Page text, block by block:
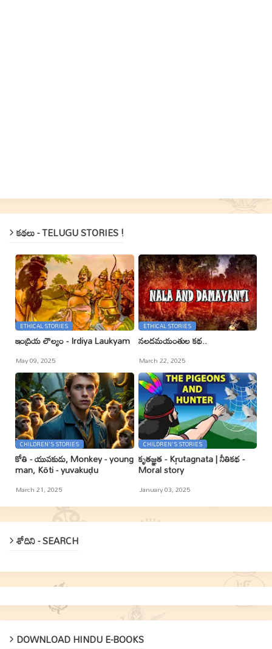
కథలు - TELUGU STORIES !
ETHICAL STORIES
ఇంద్రియ లౌల్యం - Irdiya Laukyam
May 09, 2025
ETHICAL STORIES
నలదమయంతుల కథ..
March 22, 2025
CHILDREN'S STORIES
కోతి - యువకుడు, Monkey - young
man, Kōti - yuvakuḍu
March 21, 2025
CHILDREN'S STORIES
కృతజ్ఞత - Kr̥utagnata | నీతికథ -
Moral story
January 03, 2025
శోదిని - SEARCH
DOWNLOAD HINDU E-BOOKS